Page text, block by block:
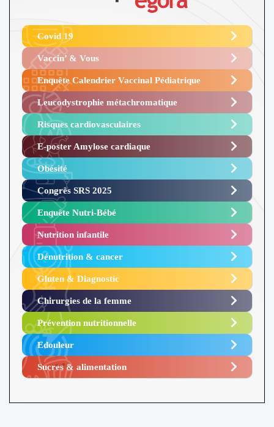
Covid 19
Vaccin’ & Vous
Enquête Calendrier Vaccinal Pédiatrique
Leucodystrophie métachromatique
Risques cardiovasculaires
E-poster Amylose cardiaque ​
Obésité ​
Congrès SRS 2025 ​
Enquête Nutri-Bébé ​
Nutrition infantile
Dénutrition & cancer
Gluten & Diagnostic
Chirurgies de la femme
Prévention nutritionnelle
Edouleur​
Sucres & alimentation​